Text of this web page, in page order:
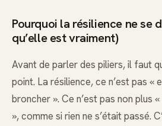
Pourquoi la résilience ne se
qu’elle est vraiment)
Avant de parler des piliers, il faut
point. La résilience, ce n’est pas «
broncher ». Ce n’est pas non plus
», comme si rien ne s’était passé.